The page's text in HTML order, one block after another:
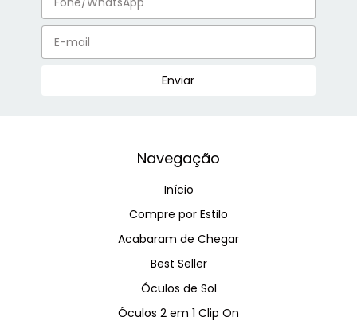
Navegação
Início
Compre por Estilo
Acabaram de Chegar
Best Seller
Óculos de Sol
Óculos 2 em 1 Clip On